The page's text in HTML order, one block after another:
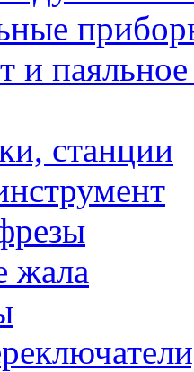
и
станции
жала